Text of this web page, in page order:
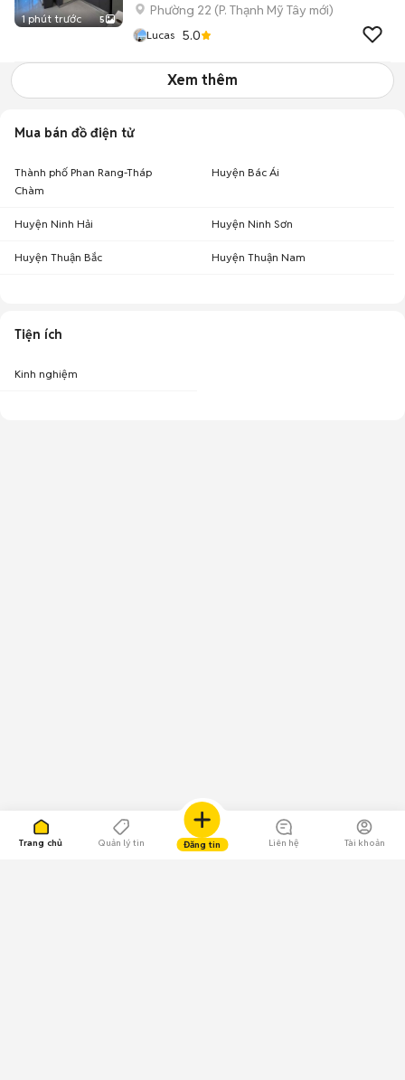
Trang chủ Quản lý tin Đăng tin Liên hệ Tài khoản
1 phút trước 5
Phường 22 (P. Thạnh Mỹ Tây mới)
Lucas 5.0
Xem thêm
Mua bán đồ điện tử
Thành phố Phan Rang-Tháp
Chàm
Huyện Bác Ái
Huyện Ninh Hải Huyện Ninh Sơn
Huyện Thuận Bắc Huyện Thuận Nam
Tiện ích
Kinh nghiệm